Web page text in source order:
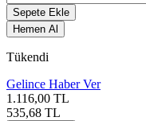
Sepete Ekle
Hemen Al
Tükendi
Gelince Haber Ver
1.116,00 TL
535,68 TL